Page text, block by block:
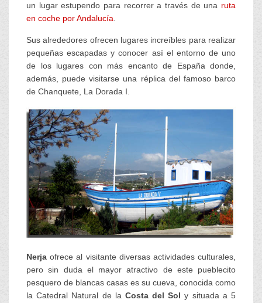
un lugar estupendo para recorrer a través de una ruta
en coche por Andalucía.
Sus alrededores ofrecen lugares increíbles para realizar
pequeñas escapadas y conocer así el entorno de uno
de los lugares con más encanto de España donde,
además, puede visitarse una réplica del famoso barco
de Chanquete, La Dorada I.
Nerja ofrece al visitante diversas actividades culturales,
pero sin duda el mayor atractivo de este pueblecito
pesquero de blancas casas es su cueva, conocida como
la Catedral Natural de laCosta del Sol y situada a 5